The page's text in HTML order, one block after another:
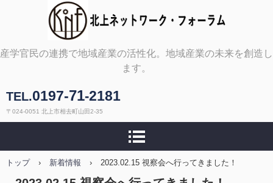
北上ネットワーク・フォ
ーラム
産学官民の連携で地域産業の活性化。地域産業の未来を創造し
ます。
TEL.0197-71-2181
〒024-0051 北上市相去町山田2-35
トップ › 新着情報 › 2023.02.15 視察会へ行ってきました！